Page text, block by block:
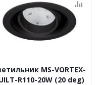
MS-VORTEX-
R110-20W (20 deg)